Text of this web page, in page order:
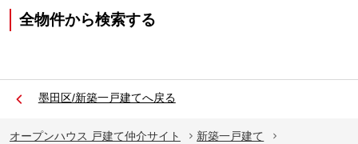
全物件から検索する
墨田区/新築一戸建てへ戻る
オープンハウス 戸建て仲介サイト
新築一戸建て